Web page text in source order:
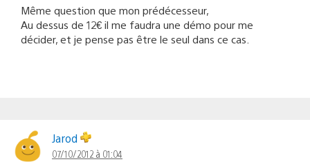
Même question que mon prédécesseur,
Au dessus de 12€ il me faudra une démo pour me
décider, et je pense pas être le seul dans ce cas.
Jarod
07/10/2012 à 01:04